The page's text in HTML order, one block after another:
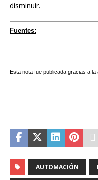
disminuir.
Fuentes:
Esta nota fue publicada gracias a
AUTOMACIÓN